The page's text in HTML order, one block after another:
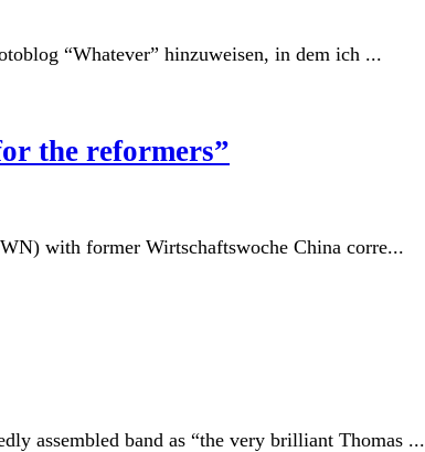
“Whatever” hinzuweisen, in dem ich ...
the reformers”
with former Wirtschaftswoche China corre...
assembled band as “the very brilliant Thomas ...